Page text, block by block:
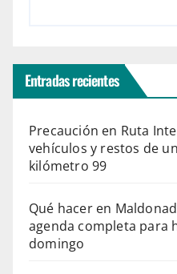
Entradas recientes
Precaución en Ruta
vehículos y restos de
kilómetro 99
Qué hacer en
agenda completa para
domingo